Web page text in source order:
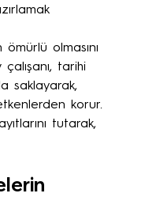
olmasını
tarihi
saklayarak,
korur.
tutarak,